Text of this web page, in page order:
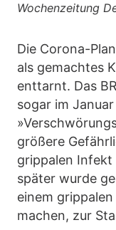
Wochenzeitung
Die Corona-
als gemachtes
enttarnt. Das
sogar im
größere
grippalen Infekt
später wurde
einem
machen, zur